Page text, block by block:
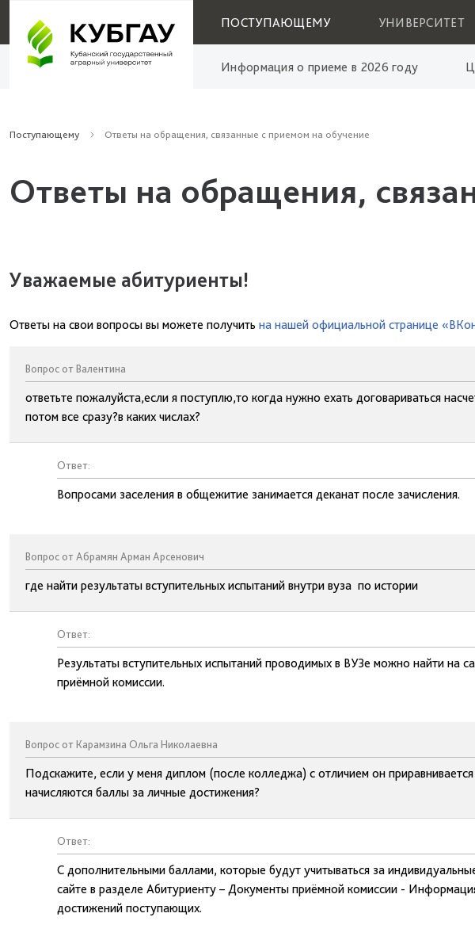
ПОСТУПАЮЩЕМУ УНИВЕРСИТЕТ
Информация о приеме в 2026 году
Поступающему Ответы на обращения, связанные с приемом на обучение
Ответы на обращения,
Уважаемые абитуриенты!
Ответы на свои вопросы вы можете получить на нашей официальной странице
Вопрос от Валентина
ответьте пожалуйста,если я поступлю,то когда нужно ехать договариваться
потом все сразу?в каких числах?
Ответ:
Вопросами заселения в общежитие занимается деканат после зачисления.
Вопрос от Абрамян Арман Арсенович
где найти результаты вступительных испытаний внутри вуза по истории
Ответ:
Результаты вступительных испытаний проводимых в ВУЗе можно найти на
приёмной комиссии.
Вопрос от Карамзина Ольга Николаевна
Подскажите, если у меня диплом (после колледжа) с отличием он
начисляются баллы за личные достижения?
Ответ:
С дополнительными баллами, которые будут учитываться за
сайте в разделе Абитуриенту – Документы приёмной комиссии -
достижений поступающих.